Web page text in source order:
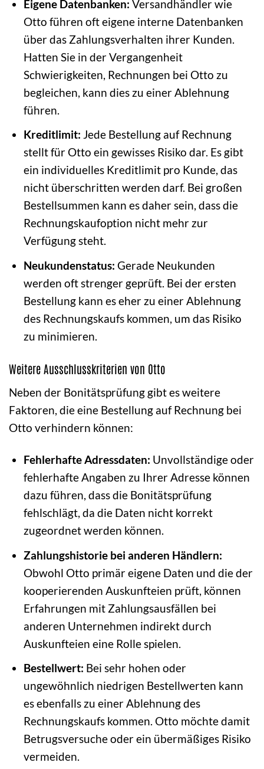
Eigene Datenbanken: Versandhändler wie
Otto führen oft eigene interne Datenbanken
über das Zahlungsverhalten ihrer Kunden.
Hatten Sie in der Vergangenheit
Schwierigkeiten, Rechnungen bei Otto zu
begleichen, kann dies zu einer Ablehnung
führen.
Kreditlimit: Jede Bestellung auf Rechnung
stellt für Otto ein gewisses Risiko dar. Es gibt
ein individuelles Kreditlimit pro Kunde, das
nicht überschritten werden darf. Bei großen
Bestellsummen kann es daher sein, dass die
Rechnungskaufoption nicht mehr zur
Verfügung steht.
Neukundenstatus: Gerade Neukunden
werden oft strenger geprüft. Bei der ersten
Bestellung kann es eher zu einer Ablehnung
des Rechnungskaufs kommen, um das Risiko
zu minimieren.
Weitere Ausschlusskriterien von Otto
Neben der Bonitätsprüfung gibt es weitere
Faktoren, die eine Bestellung auf Rechnung bei
Otto verhindern können:
Fehlerhafte Adressdaten: Unvollständige oder
fehlerhafte Angaben zu Ihrer Adresse können
dazu führen, dass die Bonitätsprüfung
fehlschlägt, da die Daten nicht korrekt
zugeordnet werden können.
Zahlungshistorie bei anderen Händlern:
Obwohl Otto primär eigene Daten und die der
kooperierenden Auskunfteien prüft, können
Erfahrungen mit Zahlungsausfällen bei
anderen Unternehmen indirekt durch
Auskunfteien eine Rolle spielen.
Bestellwert: Bei sehr hohen oder
ungewöhnlich niedrigen Bestellwerten kann
es ebenfalls zu einer Ablehnung des
Rechnungskaufs kommen. Otto möchte damit
Betrugsversuche oder ein übermäßiges Risiko
vermeiden.